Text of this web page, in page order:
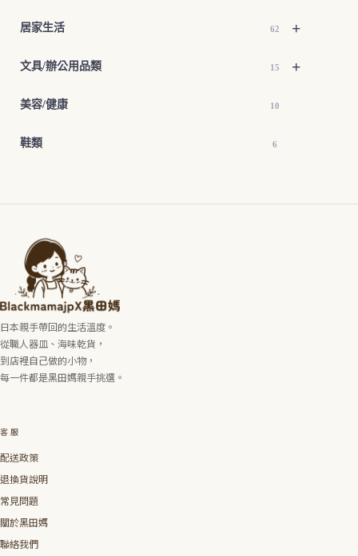
+
居家生活 62
+
文具/辦公用品類 15
美容/健康 10
鞋類 6
日本親手帶回的生活溫度。
從職人器皿、海味乾貨，
到店裡自己做的小物，
每一件都是黑田媽親手挑選。
客服
配送政策
退換貨說明
常見問題
關於黑田媽
聯絡我們